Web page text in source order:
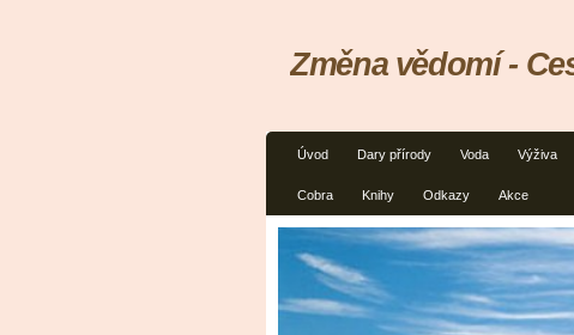
Úvod Dary přírody Voda Výživa
Cobra Knihy Odkazy Akce
Změna vědomí -